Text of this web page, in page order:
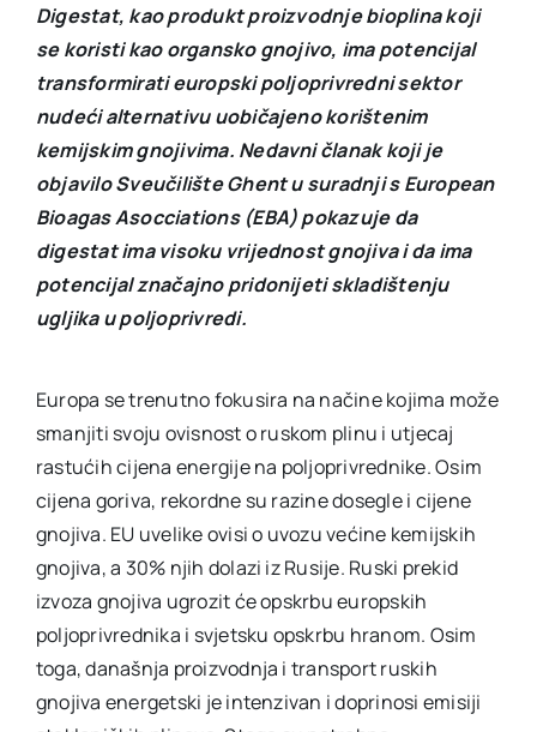
Digestat, kao produkt proizvodnje bioplina koji
se koristi kao organsko gnojivo, ima potencijal
transformirati europski poljoprivredni sektor
nudeći alternativu uobičajeno korištenim
kemijskim gnojivima. Nedavni članak koji je
objavilo Sveučilište Ghent u suradnji s European
Bioagas Asocciations (EBA) pokazuje da
digestat ima visoku vrijednost gnojiva i da ima
potencijal značajno pridonijeti skladištenju
ugljika u poljoprivredi.
Europa se trenutno fokusira na načine kojima može
smanjiti svoju ovisnost o ruskom plinu i utjecaj
rastućih cijena energije na poljoprivrednike. Osim
cijena goriva, rekordne su razine dosegle i cijene
gnojiva. EU uvelike ovisi o uvozu većine kemijskih
gnojiva, a 30% njih dolazi iz Rusije. Ruski prekid
izvoza gnojiva ugrozit će opskrbu europskih
poljoprivrednika i svjetsku opskrbu hranom. Osim
toga, današnja proizvodnja i transport ruskih
gnojiva energetski je intenzivan i doprinosi emisiji